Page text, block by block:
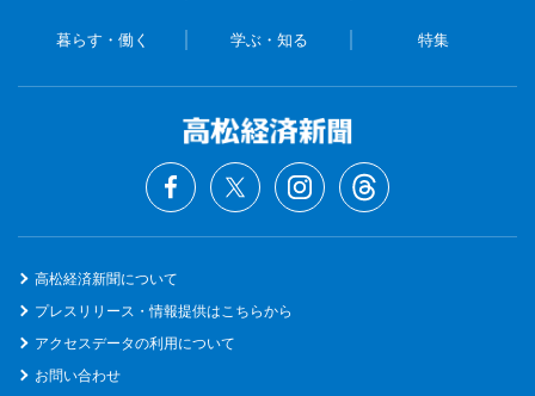
暮らす・働く 学ぶ・知る 特集
高松経済新聞について
プレスリリース・情報提供はこちらから
アクセスデータの利用について
お問い合わせ